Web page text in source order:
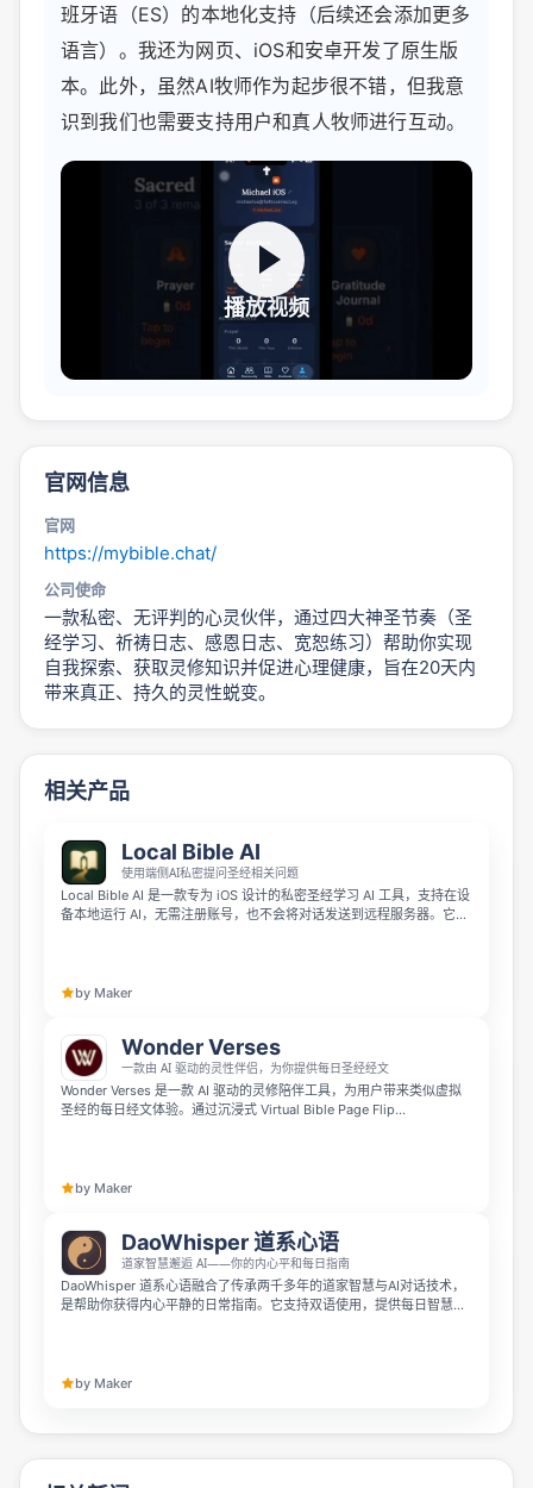
班牙语（ES）的本地化支持（后续还会添加更多
语言）。我还为网页、iOS和安卓开发了原生版
本。此外，虽然AI牧师作为起步很不错，但我意
识到我们也需要支持用户和真人牧师进行互动。
播放视频
官网信息
官网
https://mybible.chat/
公司使命
一款私密、无评判的心灵伙伴，通过四大神圣节奏（圣
经学习、祈祷日志、感恩日志、宽恕练习）帮助你实现
自我探索、获取灵修知识并促进心理健康，旨在20天内
带来真正、持久的灵性蜕变。
相关产品
Local Bible AI
使用端侧AI私密提问圣经相关问题
Local Bible AI 是一款专为 iOS 设计的私密圣经学习 AI 工具，支持在设
备本地运行 AI，无需注册账号，也不会将对话发送到远程服务器。它能
by Maker
Wonder Verses
一款由 AI 驱动的灵性伴侣，为你提供每日圣经经文
Wonder Verses 是一款 AI 驱动的灵修陪伴工具，为用户带来类似虚拟
圣经的每日经文体验。通过沉浸式 Virtual Bible Page Flip
by Maker
DaoWhisper 道系心语
道家智慧邂逅 AI——你的内心平和每日指南
DaoWhisper 道系心语融合了传承两千多年的道家智慧与AI对话技术，
是帮助你获得内心平静的日常指南。它支持双语使用，提供每日智慧个
by Maker